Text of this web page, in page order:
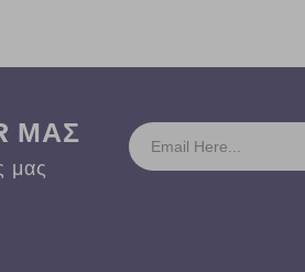
ΜΑΣ
μας